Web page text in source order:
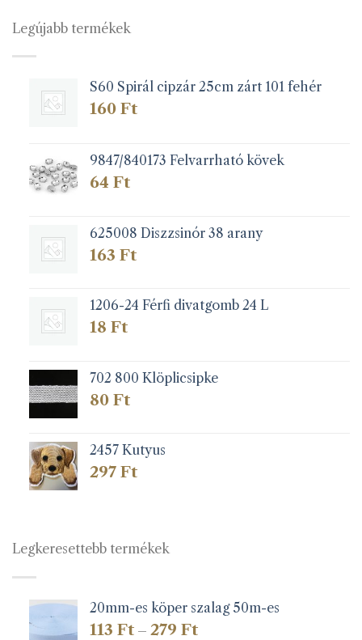
van.
A
termékoldalon
választhatók
Legújabb termékek
S60 Spirál cipzár 25cm zárt 101 fehér
160 Ft
9847/840173 Felvarrható kövek
64 Ft
625008 Diszzsinór 38 arany
163 Ft
1206-24 Férfi divatgomb 24 L
18 Ft
702 800 Klöplicsipke
80 Ft
2457 Kutyus
297 Ft
Legkeresettebb termékek
20mm-es köper szalag 50m-es
113 Ft – 279 FtÁrtartomány: